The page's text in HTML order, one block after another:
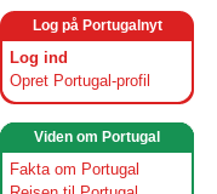
Log på Portugalnyt
Log ind
Opret Portugal-profil
Viden om Portugal
Fakta om Portugal